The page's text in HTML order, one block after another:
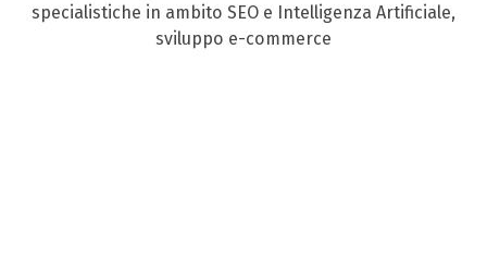
specialistiche in ambito SEO e Intelligenza Artificiale,
sviluppo e-commerce